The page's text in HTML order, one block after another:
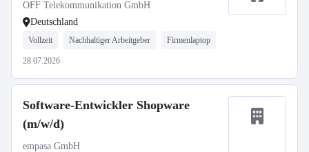
OFF Telekommunikation GmbH
Deutschland
Vollzeit Nachhaltiger Arbeitgeber Firmenlaptop
28.07.2026
Software-Entwickler Shopware
(m/w/d)
empasa GmbH